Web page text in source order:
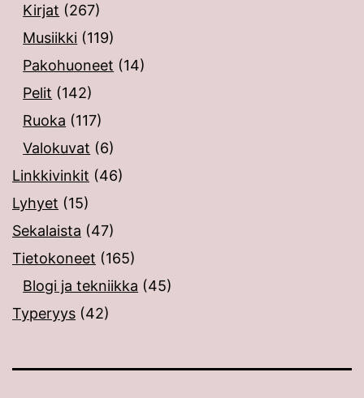
Kirjat (267)
Musiikki (119)
Pakohuoneet (14)
Pelit (142)
Ruoka (117)
Valokuvat (6)
Linkkivinkit (46)
Lyhyet (15)
Sekalaista (47)
Tietokoneet (165)
Blogi ja tekniikka (45)
Typeryys (42)